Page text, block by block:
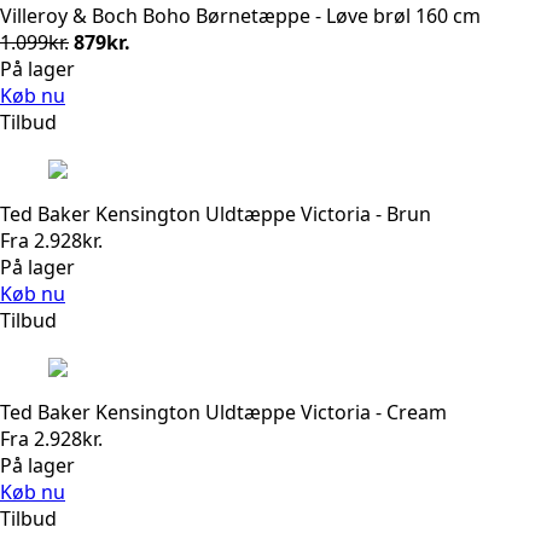
Villeroy & Boch Boho Børnetæppe - Løve brøl 160 cm
1.099kr.Den
oprindelige
879kr.
På lager
Køb nu
Tilbud
Ted Baker Kensington Uldtæppe Victoria - Brun
Fra 2.928kr.
På lager
Køb nu
Tilbud
Ted Baker Kensington Uldtæppe Victoria - Cream
Fra 2.928kr.
På lager
Køb nu
Tilbud